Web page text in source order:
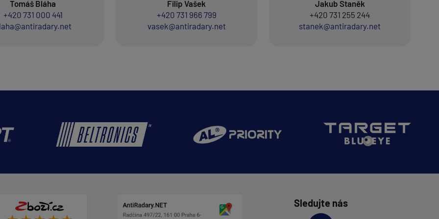
Tomáš Bláha
+420 731 000 441
Filip Vašek
+420 731 966 799
vasek@antiradary.net
Jakub Staněk
+420 731 255 244
stanek@antiradary.net
Sledujte nás